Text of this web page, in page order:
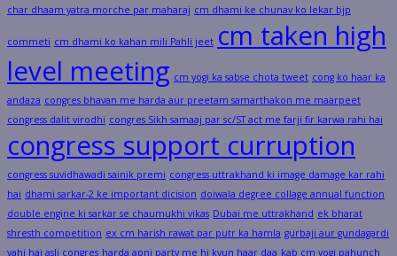
char dhaam yatra morche par maharaj cm dhami ke chunav ko lekar bjp
commeti cm dhami ko kahan mili Pahli jeet cm taken high
level meeting cm yogi ka sabse chota tweet cong ko haar ka
andaza congres bhavan me harda aur preetam samarthakon me maarpeet
congress dalit virodhi congres Sikh samaaj par sc/ST act me farji fir karwa rahi hai
congress support curruption
congress suvidhawadi sainik premi congress uttrakhand ki image damage kar rahi
hai dhami sarkar-2 ke important dicision doiwala degree collage annual function
double engine ki sarkar se chaumukhi vikas Dubai me uttrakhand ek bharat
shresth competition ex cm harish rawat par putr ka hamla gurbaji aur gundagardi
yahi hai asli congres harda apni party me hi kyun haar daa kab cm yogi pahunch